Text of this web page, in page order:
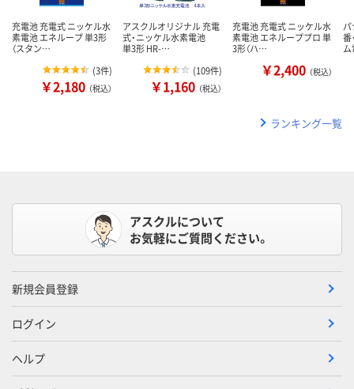
充電池 充電式 ニッケル水
素電池 エネループ 単3形
（スタン…
(3件)
￥2,180 （税込）
アスクルオリジナル 充電
式・ニッケル水素電池
単3形 HR-…
(109件)
￥1,160 （税込）
充電池 充電式 ニッケル水
素電池 エネループプロ 単
3形（ハ…
￥2,400 （税込）
番
ランキング一覧
アスクルについて
お気軽にご質問ください。
新規会員登録
ログイン
ヘルプ